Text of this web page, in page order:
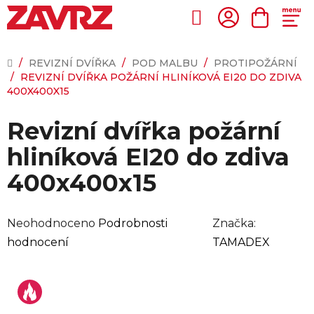
Přejít
na
Hledat
KOŠÍK
DOMŮ
/ REVIZNÍ DVÍŘKA / POD MALBU / PROTIPOŽÁRNÍ
/ REVIZNÍ DVÍŘKA POŽÁRNÍ HLINÍKOVÁ EI20 DO ZDIVA
400X400X15
Revizní dvířka požární
hliníková EI20 do zdiva
400x400x15
Průměrné
hodnocení
0,0
Neohodnoceno Podrobnosti
hodnocení
Značka:
TAMADEX